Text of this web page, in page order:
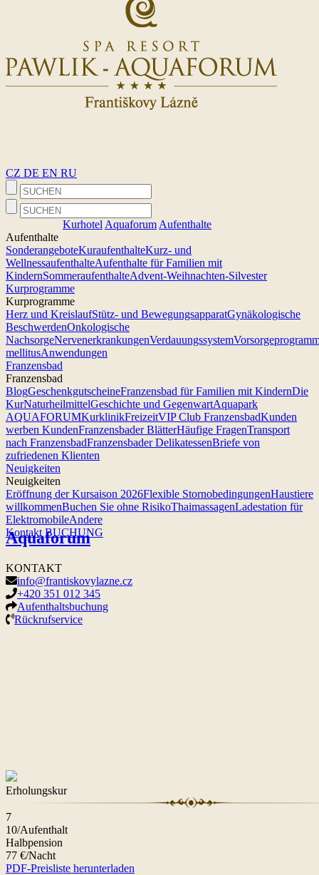
CZ DE EN RU
Kurhotel Aquaforum Aufenthalte
Aufenthalte
SonderangeboteKuraufenthalteKurz- und
WellnessaufenthalteAufenthalte für Familien mit
KindernSommeraufenthalteAdvent-Weihnachten-Silvester
Kurprogramme
Kurprogramme
Herz und KreislaufStütz- und BewegungsapparatGynäkologische
BeschwerdenOnkologische
NachsorgeNervenerkrankungenVerdauungssystem
mellitusAnwendungen
Franzensbad
Franzensbad
BlogGeschenkgutscheineFranzensbad für Familien mit KindernDie
KurNaturheilmittelGeschichte und GegenwartAquapark
AQUAFORUMKurklinikFreizeitVIP Club FranzensbadKunden
werben KundenFranzensbader BlätterHäufige FragenTransport
nach FranzensbadFranzensbader DelikatessenBriefe von
zufriedenen Klienten
Neuigkeiten
Neuigkeiten
Eröffnung der Kursaison 2026Flexible StornobedingungenHaustiere
willkommenBuchen Sie ohne RisikoThaimassagenLadestation für
ElektromobileAndere
Kontakt BUCHUNG
Aquaforum
KONTAKT
info@frantiskovylazne.cz
+420 351 012 345
Aufenthaltsbuchung
Rückrufservice
Erholungskur
7
10/Aufenthalt
Halbpension
77 €/Nacht
PDF-Preisliste herunterladen